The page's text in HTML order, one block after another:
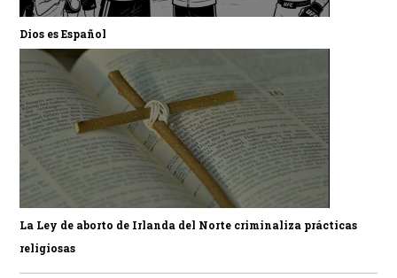
Dios es Español
La Ley de aborto de Irlanda del Norte criminaliza prácticas
religiosas